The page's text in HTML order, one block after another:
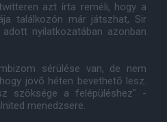
azt írta reméli, hogy a
találkozón már játszhat, Sir
nyilatkozatában azonban
sérülése van, de nem
jövõ héten bevethetõ lesz.
szöksége a felépüléshez" -
menedzsere.